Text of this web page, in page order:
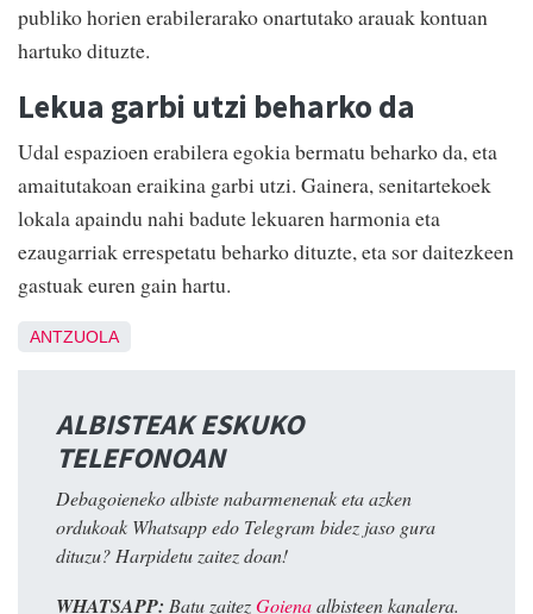
publiko horien erabilerarako onartutako arauak kontuan
hartuko dituzte.
Lekua garbi utzi beharko da
Udal espazioen erabilera egokia bermatu beharko da, eta
amaitutakoan eraikina garbi utzi. Gainera, senitartekoek
lokala apaindu nahi badute lekuaren harmonia eta
ezaugarriak errespetatu beharko dituzte, eta sor daitezkeen
gastuak euren gain hartu.
ANTZUOLA
ALBISTEAK ESKUKO
TELEFONOAN
Debagoieneko albiste nabarmenenak eta azken
ordukoak Whatsapp edo Telegram bidez jaso gura
dituzu? Harpidetu zaitez doan!
WHATSAPP: Batu zaitezGoienaalbisteen kanalera.